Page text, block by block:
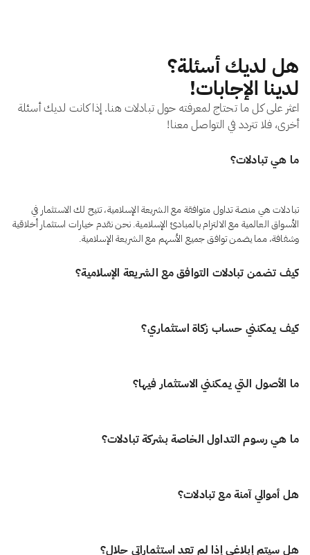
هل لديك أسئلة؟
لدينا الإجابات!
اعثر على كل ما تحتاج لمعرفته حول تبادلات هنا. إذا كانت لديك أسئلة
أخرى، فلا تتردد في التواصل معنا!
ما هي تبادلات؟
تبادلات هي منصة تداول متوافقة مع الشريعة الإسلامية، تتيح لك الاستثمار في
الأسواق العالمية مع الالتزام بالمبادئ الإسلامية. نحن نقدم خيارات استثمار أخلاقية
وشفافة، مما يضمن توافق جميع الأسهم مع الشريعة الإسلامية.
كيف تضمن تبادلات التوافق مع الشريعة الإسلامية؟
نحن نلتزم بمعايير AAOIFI: المعيار العالمي في التمويل الإسلامي. هذا يضمن أن
كل صفقة على منصتنا تظل حلال تمامًا.
كيف يمكنني حساب زكاة استثماري؟
الزكاة ركن أساسي في الإسلام، لكن الكثير من المنصات لا توفر أدوات تساعد
المستثمرين على حسابها بدقة. نحن ندرك صعوبة حساب الزكاة عبر تنوّع الأصول
الاستثمارية أو لديك خبرة طويلة، نمنحك الوضوح والثقة لأداء واجبك الشرعي بكل
بساطة.
ما الأصول التي يمكنني الاستثمار فيها؟
تخطط تبادُلات لمنحك وصولًا إلى آلاف الأسهم وصناديق الاستثمار المتداولة
المتوافقة مع الشريعة عبر الأسواق العالمية، بما في ذلك الولايات المتحدة وكندا
بحيث تستثمر بثقة وطمأنينة في كل خطوة.
ما هي رسوم التداول الخاصة بشركة تبادلات؟
نحن في تبادلات نؤمن بأن الاستثمار يجب أن يكون عادلاً، شفافًا، وسهل الوصول
للجميع. لذلك، نفرض صفر رسوم تداول على الأسهم الأمريكية، بدون عمولات
بالكامل من أجلك.
هل أموالي آمنة مع تبادلات؟
نعم! أموالك ستكون آمنة معنا. نحن نحفظ الأموال في بنوك دولية رائدة بحسابات
هل سيتم إبلاغي إذا لم تعد استثماراتي حلال؟